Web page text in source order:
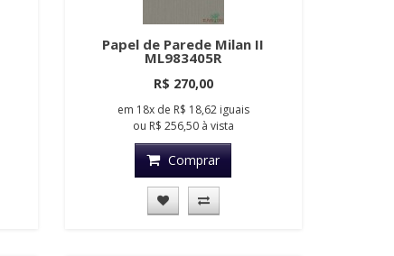
Papel de Parede Milan II
ML983405R
R$ 270,00
em 18xde R$ 18,62 iguais
ou R$ 256,50à vista
Comprar